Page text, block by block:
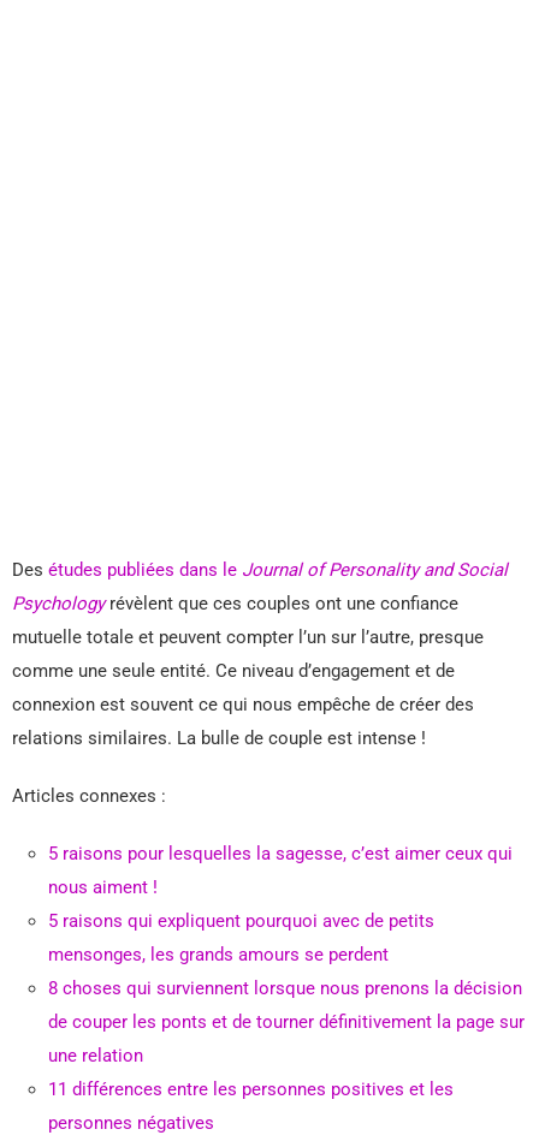
Des études publiées dans le Journal of Personality and Social
Psychology révèlent que ces couples ont une confiance
mutuelle totale et peuvent compter l’un sur l’autre, presque
comme une seule entité. Ce niveau d’engagement et de
connexion est souvent ce qui nous empêche de créer des
relations similaires. La bulle de couple est intense !
Articles connexes :
5 raisons pour lesquelles la sagesse, c’est aimer ceux qui
nous aiment !
5 raisons qui expliquent pourquoi avec de petits
mensonges, les grands amours se perdent
8 choses qui surviennent lorsque nous prenons la décision
de couper les ponts et de tourner définitivement la page sur
une relation
11 différences entre les personnes positives et les
personnes négatives